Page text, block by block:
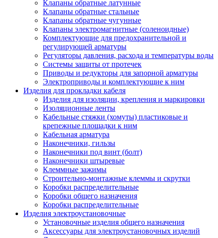
Клапаны обратные латунные
Клапаны обратные стальные
Клапаны обратные чугунные
Клапаны электромагнитные (соленоидные)
Комплектующие для предохранительной и
регулирующей арматуры
Регуляторы давления, расхода и температуры воды
Системы защиты от протечек
Приводы и редукторы для запорной арматуры
Электроприводы и комплектующие к ним
Изделия для прокладки кабеля
Изделия для изоляции, крепления и маркировки
Изоляционные ленты
Кабельные стяжки (хомуты) пластиковые и
крепежные площадки к ним
Кабельная арматура
Наконечники, гильзы
Наконечники под винт (болт)
Наконечники штыревые
Клеммные зажимы
Строительно-монтажные клеммы и скрутки
Коробки распределительные
Коробки общего назначения
Коробки распределительные
Изделия электроустановочные
Установочные изделия общего назначения
Аксессуары для электроустановочных изделий